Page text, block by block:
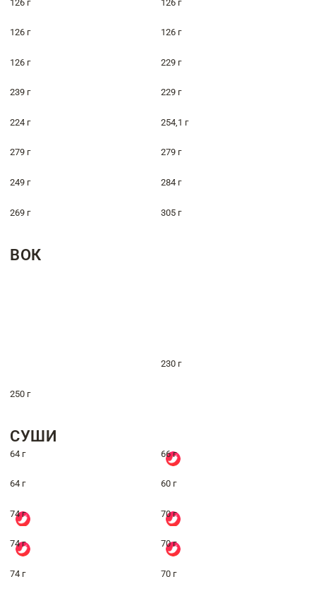
126 г 126 г
126 г 126 г
126 г 229 г
239 г 229 г
224 г 254,1 г
279 г 279 г
249 г 284 г
269 г 305 г
ВОК
230 г
250 г
СУШИ
64 г 66 г
64 г 60 г
74 г 70 г
74 г 70 г
74 г 70 г